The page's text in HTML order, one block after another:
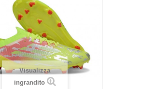
Visualizza
ingrandito